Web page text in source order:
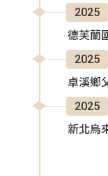
2025
德芙蘭
2025
卓溪鄉
2025
新北烏